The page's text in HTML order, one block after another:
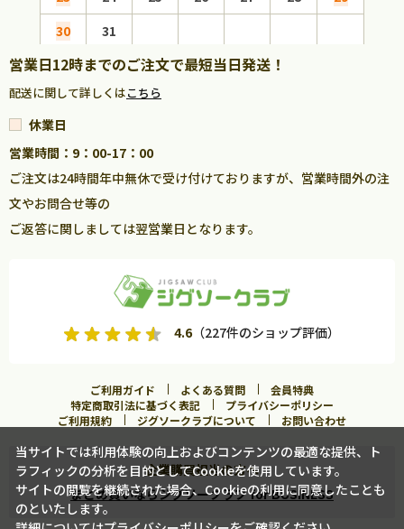
30
31
営業日12時までのご注文で最短当日発送！
配送に関して詳しくはこちら
休業日
営業時間：9：00-17：00
ご注文は24時間年中無休で受け付けておりますが、営業時間外の注
文やお問合せ等の
ご返答に関しましては翌営業日となります。
4.6（227件のショップ評価）
ご利用ガイド よくある質問
会員特典
特定商取引法に基づく表記
プライバシーポリシー
ご利用規約
ジグソークラブについて お問い合わせ
企業購買担当の方へ
まとめ買いならジグソークラブ for BUSINESS
当サイトでは利用体験の向上およびコンテンツの最適な提供、ト
ラフィックの分析を目的としてCookieを使用しています。
サイトの閲覧を継続された場合、Cookieの利用に同意したことも
のといたします。